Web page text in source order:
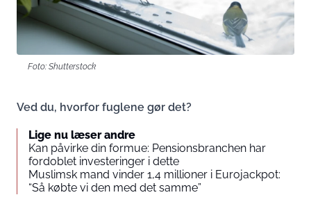
Foto: Shutterstock
Ved du, hvorfor fuglene gør det?
Lige nu læser andre
Kan påvirke din formue: Pensionsbranchen har
fordoblet investeringer i dette
Muslimsk mand vinder 1,4 millioner i Eurojackpot:
“Så købte vi den med det samme”